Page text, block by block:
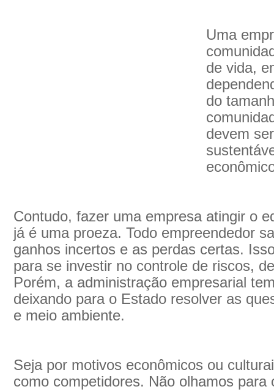
Uma
de vida,
do
devem
Contudo, fazer uma empresa atingir o
já é uma proeza. Todo empreendedor
ganhos incertos e as perdas certas.
para se investir no controle de riscos,
Porém, a administração empresarial
deixando para o Estado resolver as
e meio ambiente.
Seja por motivos econômicos ou
como competidores. Não olhamos